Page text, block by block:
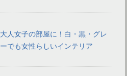
大人女子の部屋に！白・黒・グレ
ーでも女性らしいインテリア